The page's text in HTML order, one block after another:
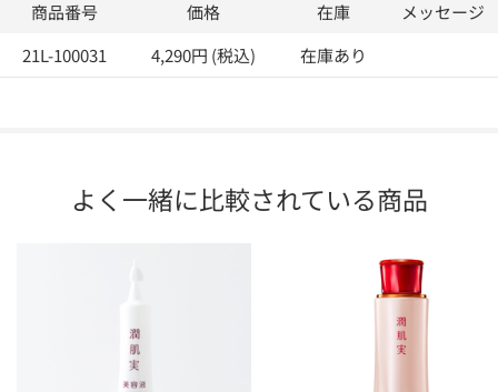
商品番号 価格 在庫
メッセージ
21L-100031
4,290円 (税込) 在庫あり
よく一緒に比較されている商品